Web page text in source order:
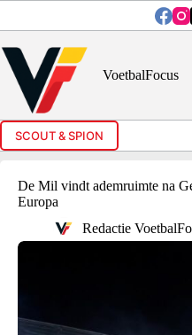
inhoud
VoetbalFocus
SCOUT & SPION
De Mil vindt ademruimte na
Europa
Redactie